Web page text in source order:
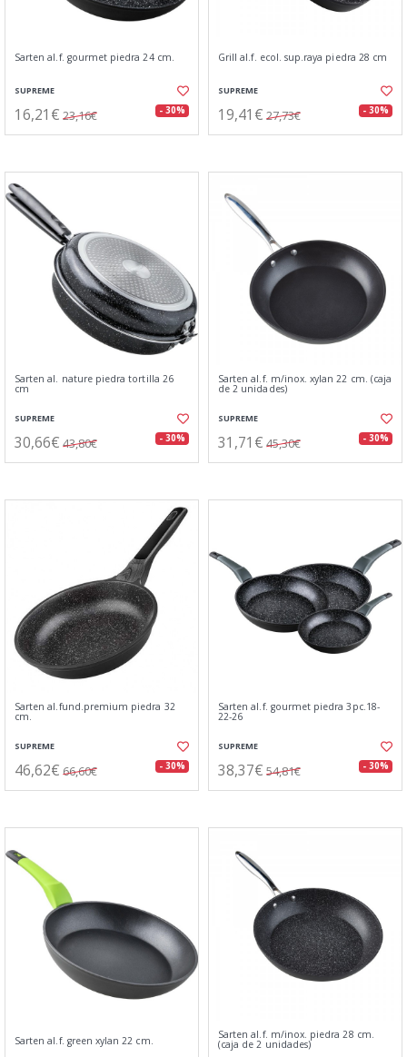
Sarten al.f. gourmet piedra 24 cm.
SUPREME
16,21€ 23,16€ - 30%
Grill al.f. ecol. sup.raya piedra 28 cm
SUPREME
19,41€ 27,73€ - 30%
Sarten al. nature piedra tortilla 26
cm
SUPREME
30,66€ 43,80€ - 30%
Sarten al.f. m/inox. xylan 22 cm. (caja
de 2 unidades)
SUPREME
31,71€ 45,30€ - 30%
Sarten al.fund.premium piedra 32
cm.
SUPREME
46,62€ 66,60€ - 30%
Sarten al.f. gourmet piedra 3pc.18-
22-26
SUPREME
38,37€ 54,81€ - 30%
Sarten al.f. green xylan 22 cm. Sarten al.f. m/inox. piedra 28 cm.
(caja de 2 unidades)